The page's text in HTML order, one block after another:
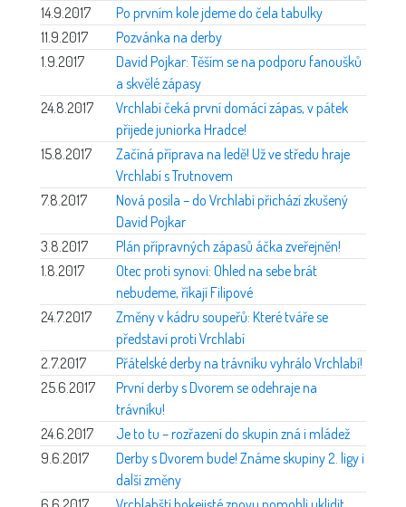
14.9.2017
Po prvním kole jdeme do čela tabulky
11.9.2017
Pozvánka na derby
1.9.2017
David Pojkar: Těším se na podporu fanoušků
a skvělé zápasy
24.8.2017
Vrchlabí čeká první domácí zápas, v pátek
přijede juniorka Hradce!
15.8.2017
Začíná příprava na ledě! Už ve středu hraje
Vrchlabí s Trutnovem
7.8.2017
Nová posila – do Vrchlabí přichází zkušený
David Pojkar
3.8.2017
Plán přípravných zápasů áčka zveřejněn!
1.8.2017
Otec proti synovi: Ohled na sebe brát
nebudeme, říkají Filipové
24.7.2017
Změny v kádru soupeřů: Které tváře se
představí proti Vrchlabí
2.7.2017
Přátelské derby na trávníku vyhrálo Vrchlabí!
25.6.2017
První derby s Dvorem se odehraje na
trávníku!
24.6.2017
Je to tu – rozřazení do skupin zná i mládež
9.6.2017
Derby s Dvorem bude! Známe skupiny 2. ligy i
další změny